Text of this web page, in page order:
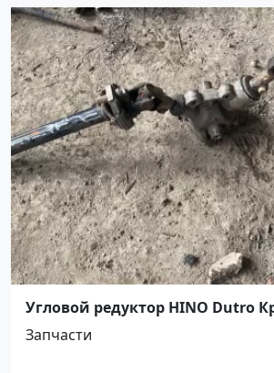
Угловой редуктор HINO Dutro
Запчасти